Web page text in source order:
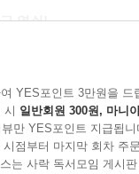
가피하게 부동산
개발의 기대감이 반
으로 개발될 역세권의
열쇠!
격이 오르는 집이
고, 떨어지는 집은
는 다섯 가지 황금
. 어떤 업종이 호
YES포인트 3만원을 드
시 일반회원 300원, 마니
만 YES포인트 지급됩니
점부터 마지막 회차 주
는 사락 독서모임 게시